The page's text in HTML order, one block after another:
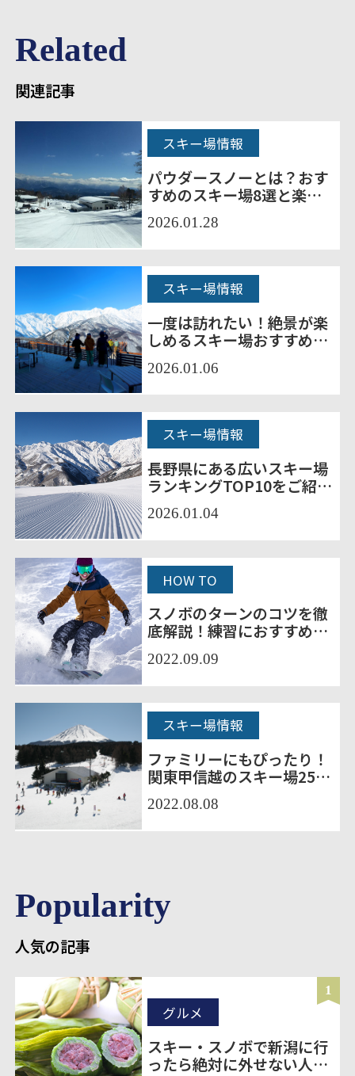
Related
関連記事
パウダースノーとは？おす
すめのスキー場8選と楽し
むためのポイント
スキー場情報
2026.01.28
一度は訪れたい！絶景が楽
しめるスキー場おすすめ9
選
スキー場情報
2026.01.06
長野県にある広いスキー場
ランキングTOP10をご紹
介！
スキー場情報
2026.01.04
スノボのターンのコツを徹
底解説！練習におすすめの
スキー場もご紹介
HOW TO
2022.09.09
ファミリーにもぴったり！
関東甲信越のスキー場25選
をご紹介
スキー場情報
2022.08.08
Popularity
人気の記事
1
スキー・スノボで新潟に行
ったら絶対に外せない人気
グルメ